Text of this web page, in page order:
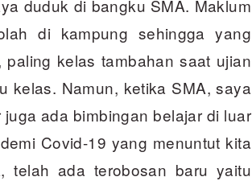
duduk di bangku SMA. Maklum
di kampung sehingga yang
kelas tambahan saat ujian
kelas. Namun, ketika SMA, saya
ada bimbingan belajar di luar
Covid-19 yang menuntut kita
telah ada terobosan baru yaitu